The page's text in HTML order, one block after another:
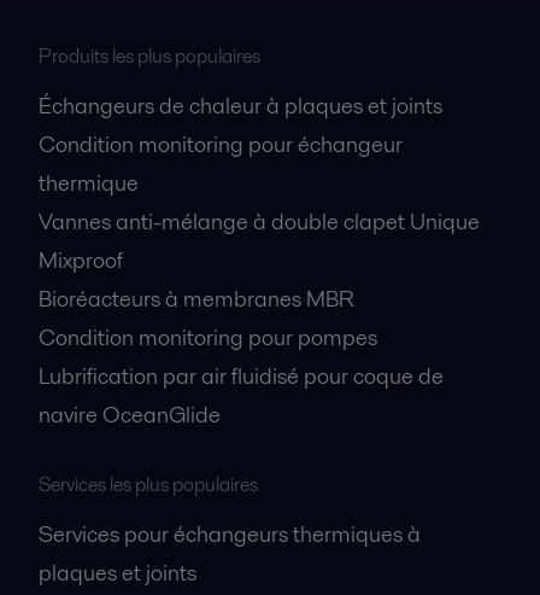
Produits les plus populaires
Échangeurs de chaleur à plaques et joints
Condition monitoring pour échangeur
thermique
Vannes anti-mélange à double clapet Unique
Mixproof
Bioréacteurs à membranes MBR
Condition monitoring pour pompes
Lubrification par air fluidisé pour coque de
navire OceanGlide
Services les plus populaires
Services pour échangeurs thermiques à
plaques et joints